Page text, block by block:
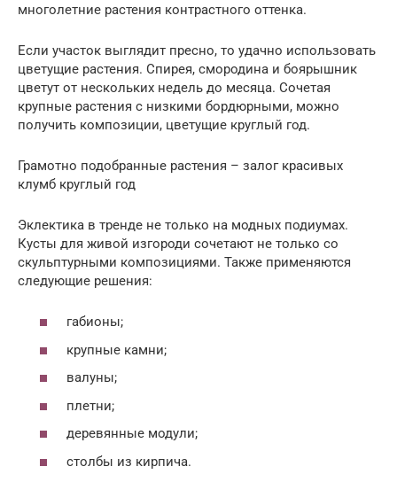
многолетние растения контрастного оттенка.
Если участок выглядит пресно, то удачно использовать
цветущие растения. Спирея, смородина и боярышник
цветут от нескольких недель до месяца. Сочетая
крупные растения с низкими бордюрными, можно
получить композиции, цветущие круглый год.
Грамотно подобранные растения – залог красивых
клумб круглый год
Эклектика в тренде не только на модных подиумах.
Кусты для живой изгороди сочетают не только со
скульптурными композициями. Также применяются
следующие решения:
габионы;
крупные камни;
валуны;
плетни;
деревянные модули;
столбы из кирпича.